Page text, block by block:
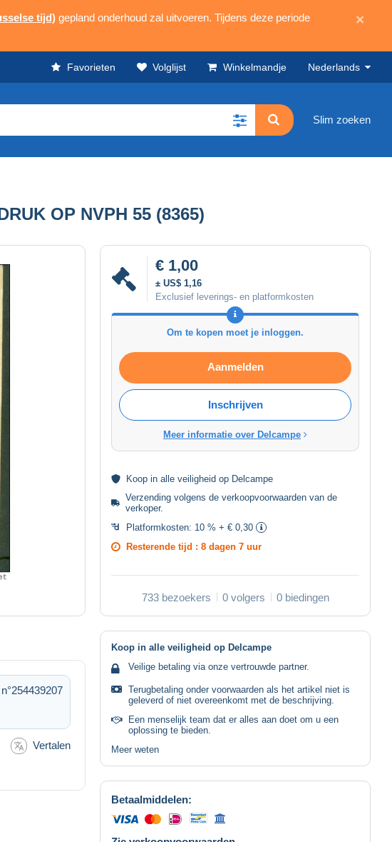
tijd) gepland onderhoud zal uitvoeren. Tijdens deze periode
×
Favorieten Volglijst Winkelmandje Nederlands
Slim zoeken
OP NVPH 55 (8365)
€ 1,00
± US$ 1,16
Exclusief leverings- en platformkosten
Om te kopen moet je inloggen.
Aanmelden
Inschrijven
Meer informatie over Delcampe
Koop in alle veiligheid op Delcampe
Verzending volgens deverkoopvoorwaarden van de
verkoper.
Platformkosten: 10 % + € 0,30
Resterende tijd : 8 dagen 7 uur
733 bezoekers 0 volgers 0 biedingen
Vertalen
Koop in alle veiligheid op Delcampe
Veilige betaling via onze vertrouwde partner.
Terugbetaling onder voorwaarden als het artikel niet is
geleverd of niet overeenkomt met de beschrijving.
Een menselijk team dat er alles aan doet om u een
oplossing te bieden.
Meer weten
Betaalmiddelen: